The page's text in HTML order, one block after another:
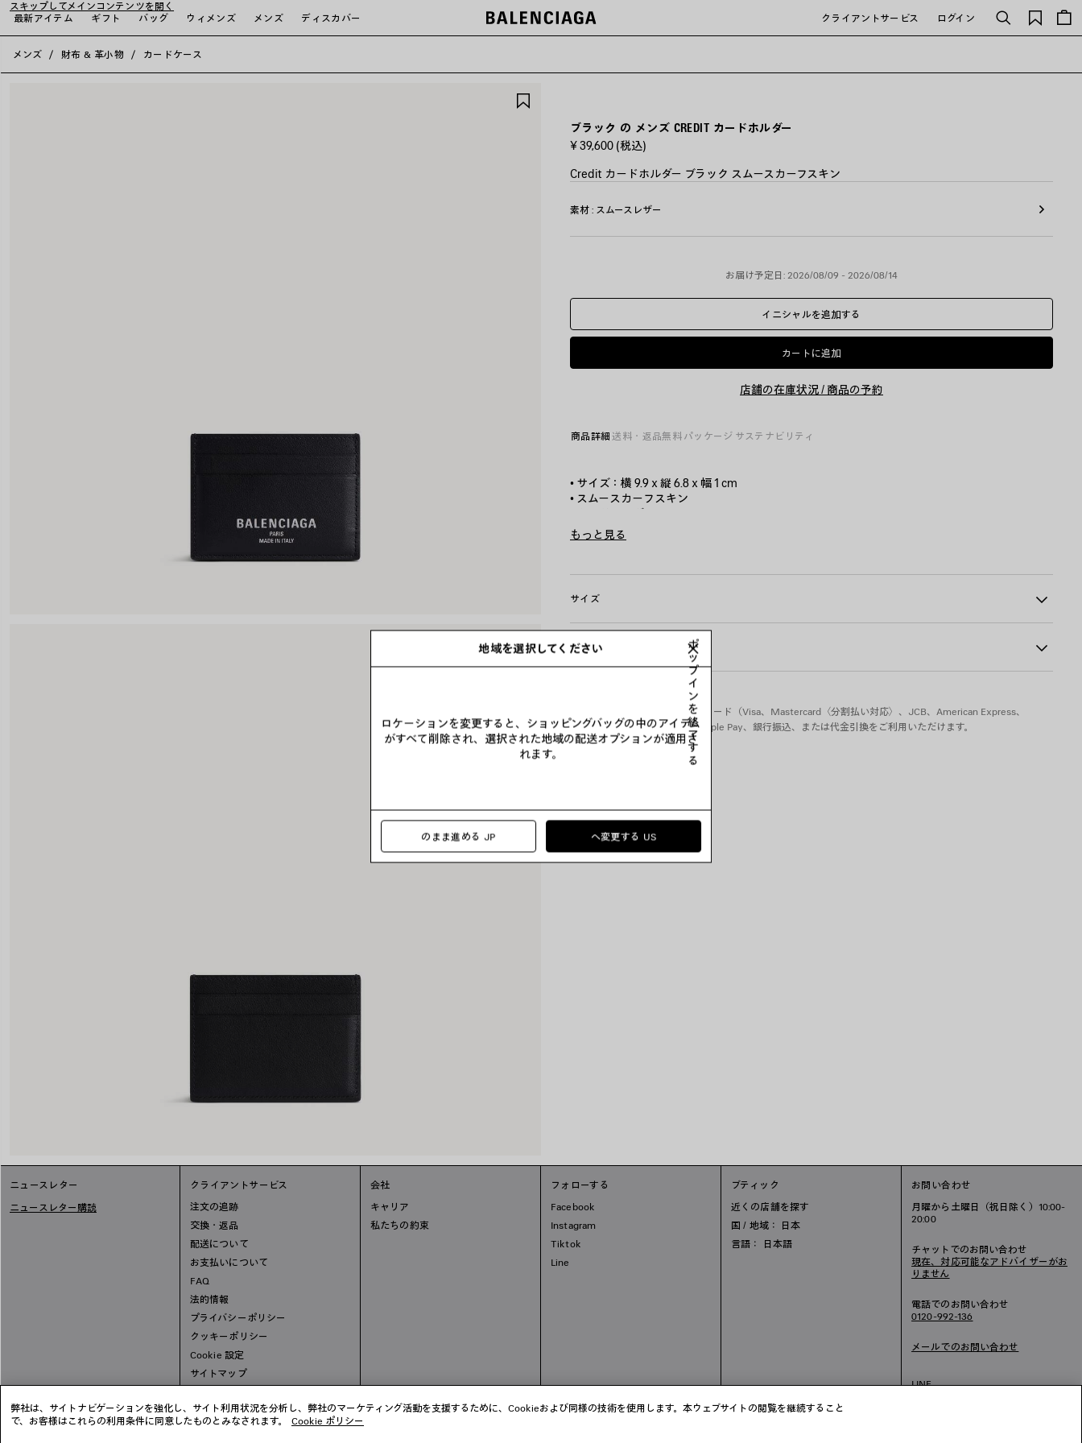
スキップしてメインコンテンツを開く
最新アイテム
ギフト バッグ ウィメンズ メンズ ディスカバー クライアントサービス ログイン
検
索
保
存
た
close the banner
メンズ 財布 & 革小物 カードケース
ブラック の メンズ CREDIT カードホルダー
¥ 39,600 (税込)
Credit カードホルダー ブラック スムースカーフスキン
カ
ラ
ク
ブ
ラ
ク
素材 : スムースレザー
お届け予定日: 2026/08/09 - 2026/08/14
イニシャルを追加する
カ
ー
ト
に
カートに追加
サ
イ
ズ
を
店舗の在庫状況 / 商品の予約
商品詳細 送料・返品無料 パッケージ サステナビリティ
• サイズ：横 9.9 x 縦 6.8 x 幅 1 cm
• スムースカーフスキン
• フロントに銀箔でデボス加工を施したBalenciaga Paris ロゴ
• カードスロット x4
• イタリア製
素材：カーフスキン
もっと見る
サイズ
お手入れ方法
お支払いは、クレジットカード（Visa、Mastercard〈分割払い対応〉、JCB、American Express、
Diners）、Apple Pay、銀行振込、または代金引換をご利用いただけます。
ニュースレター
ニュースレター購読
クライアントサービス
注文の追跡
交換・返品
配送について
お支払いについて
FAQ
法的情報
プライバシーポリシー
クッキーポリシー
Cookie 設定
サイトマップ
会社
キャリア
私たちの約束
フォローする
Facebook
Instagram
Tiktok
Line
ブティック
近くの店舗を探す
国 / 地域： 日本
言語： 日本語
お問い合わせ
月曜から土曜日（祝日除く）10:00-
20:00
チャットでのお問い合わせ
現在、対応可能なアドバイザーがお
りません
電話でのお問い合わせ
0120-992-136
メールでのお問い合わせ
LINE
地域を選択してください
ポ
ッ
プ
イ
ン
を
終
了
す
る
ロケーションを変更すると、ショッピングバッグの中のアイテム
がすべて削除され、選択された地域の配送オプションが適用さ
れます。
のまま進める JP へ変更する US
弊社は、サイトナビゲーションを強化し、サイト利用状況を分析し、弊社のマーケティング活動を支援するために、Cookieおよび同様の技術を使用します。本ウェブサイトの閲覧を継続すること
で、お客様はこれらの利用条件に同意したものとみなされます。
Cookie ポリシー